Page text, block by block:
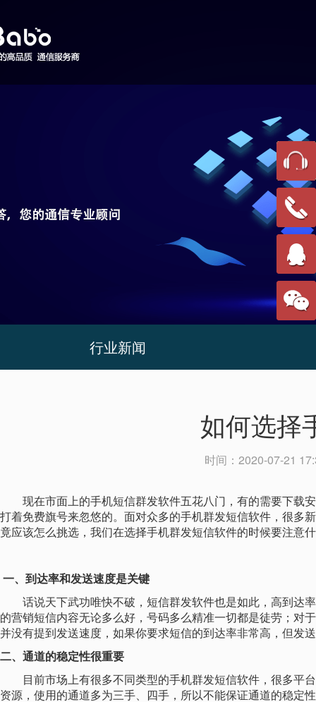
行业新闻
如何选择
时间： 2020-07-21
现在市面上的手机短信群发软件五花八门，有的需要下载
打着免费旗号来忽悠的。面对众多的手机群发短信软件，很多
竟应该怎么挑选，我们在选择手机群发短信软件的时候要注意
一、到达率和发送速度是关键
话说天下武功唯快不破，短信群发软件也是如此，高到达
的营销短信内容无论多么好，号码多么精准一切都是徒劳；对
并没有提到发送速度，如果你要求短信的到达率非常高，但发
二、通道的稳定性很重要
目前市场上有很多不同类型的手机群发短信软件，很多平
资源，使用的通道多为三手、四手，所以不能保证通道的稳定